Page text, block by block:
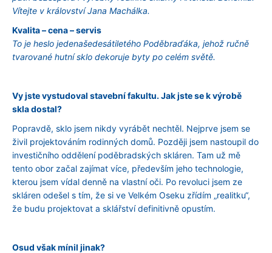
Vítejte v království Jana Machálka.
Kvalita – cena – servis
To je heslo jedenašedesátiletého Poděbraďáka, jehož ručně
tvarované hutní sklo dekoruje byty po celém světě.
Vy jste vystudoval stavební fakultu. Jak jste se k výrobě
skla dostal?
Popravdě, sklo jsem nikdy vyrábět nechtěl. Nejprve jsem se
živil projektováním rodinných domů. Později jsem nastoupil do
investičního oddělení poděbradských skláren. Tam už mě
tento obor začal zajímat více, především jeho technologie,
kterou jsem vídal denně na vlastní oči. Po revoluci jsem ze
skláren odešel s tím, že si ve Velkém Oseku zřídím „realitku“,
že budu projektovat a sklářství definitivně opustím.
Osud však mínil jinak?
u
j
e
m